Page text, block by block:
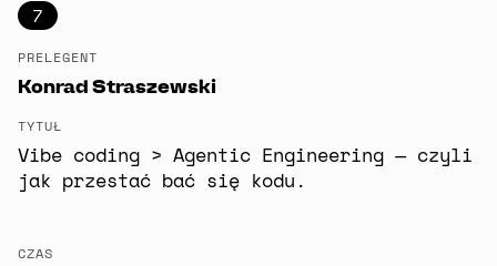
7
PRELEGENT
Konrad Straszewski
TYTUŁ
Vibe coding > Agentic Engineering — czyli
jak przestać bać się kodu.
CZAS